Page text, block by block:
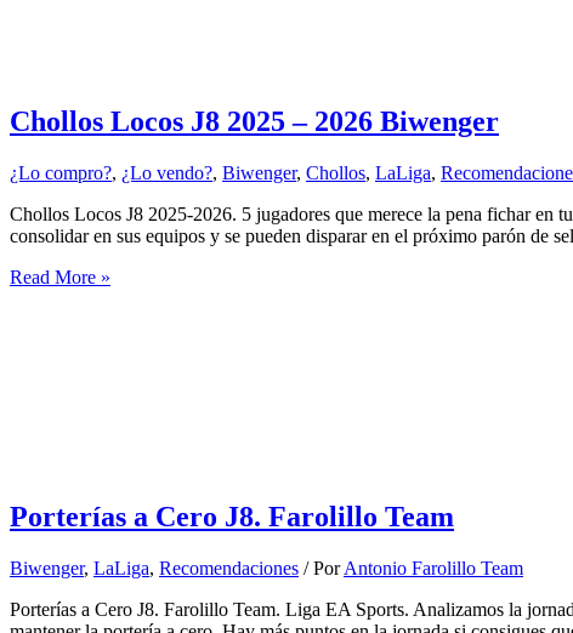
Chollos Locos J8 2025 – 2026 Biwenger
¿Lo compro?, ¿Lo vendo?, Biwenger, Chollos, LaLiga,
Chollos Locos J8 2025-2026. 5 jugadores que merece la pena fichar en
consolidar en sus equipos y se pueden disparar en el próximo parón de
Chollos
Read More »
Porterías a Cero J8. Farolillo Team
Biwenger, LaLiga, Recomendaciones / PorAntonio Farolillo Team
Porterías a Cero J8. Farolillo Team. Liga EA Sports. Analizamos la